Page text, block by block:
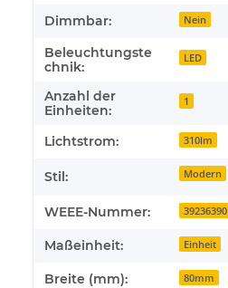
Dimmbar: Nein
Beleuchtungste
chnik:
LED
Anzahl der
Einheiten:
1
Lichtstrom: 310lm
Stil: Modern
WEEE-Nummer: 39236390
Maßeinheit: Einheit
Breite (mm): 80mm